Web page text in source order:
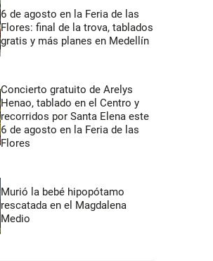
6 de agosto en la Feria de las
Flores: final de la trova, tablados
gratis y más planes en Medellín
Concierto gratuito de Arelys
Henao, tablado en el Centro y
recorridos por Santa Elena este
6 de agosto en la Feria de las
Flores
Murió la bebé hipopótamo
rescatada en el Magdalena
Medio